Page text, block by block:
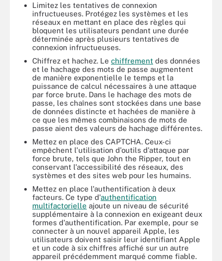
Limitez les tentatives de connexion
infructueuses. Protégez les systèmes et les
réseaux en mettant en place des règles qui
bloquent les utilisateurs pendant une durée
déterminée après plusieurs tentatives de
connexion infructueuses.
Chiffrez et hachez. Le chiffrement des données
et le hachage des mots de passe augmentent
de manière exponentielle le temps et la
puissance de calcul nécessaires à une attaque
par force brute. Dans le hachage des mots de
passe, les chaînes sont stockées dans une base
de données distincte et hachées de manière à
ce que les mêmes combinaisons de mots de
passe aient des valeurs de hachage différentes.
Mettez en place des CAPTCHA. Ceux-ci
empêchent l'utilisation d'outils d'attaque par
force brute, tels que John the Ripper, tout en
conservant l'accessibilité des réseaux, des
systèmes et des sites web pour les humains.
Mettez en place l'authentification à deux
facteurs. Ce type d'authentification
multifactorielle ajoute un niveau de sécurité
supplémentaire à la connexion en exigeant deux
formes d'authentification. Par exemple, pour se
connecter à un nouvel appareil Apple, les
utilisateurs doivent saisir leur identifiant Apple
et un code à six chiffres affiché sur un autre
appareil précédemment marqué comme fiable.